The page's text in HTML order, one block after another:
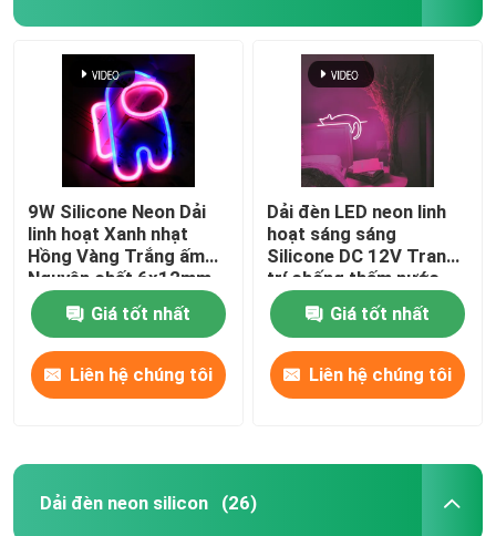
9W Silicone Neon Dải
linh hoạt Xanh nhạt
Hồng Vàng Trắng ấm
Nguyên chất 6x12mm
DC 12V
Giá tốt nhất
Liên hệ chúng tôi
Dải đèn LED neon linh
hoạt sáng sáng
Silicone DC 12V Trang
trí chống thấm nước
Giá tốt nhất
Liên hệ chúng tôi
Dải đèn neon silicon (26)